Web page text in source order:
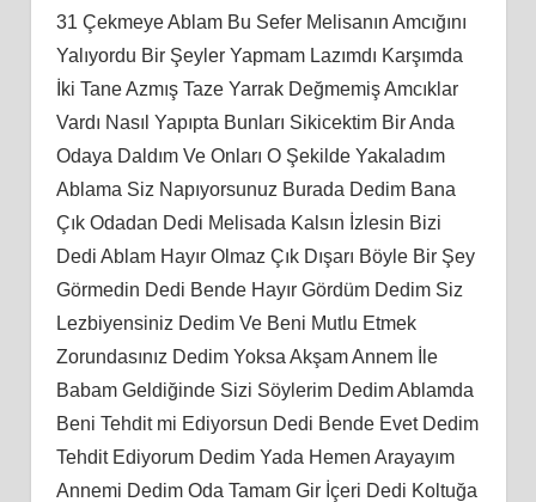
31 Çekmeye Ablam Bu Sefer Melisanın Amcığını
Yalıyordu Bir Şeyler Yapmam Lazımdı Karşımda
İki Tane Azmış Taze Yarrak Değmemiş Amcıklar
Vardı Nasıl Yapıpta Bunları Sikicektim Bir Anda
Odaya Daldım Ve Onları O Şekilde Yakaladım
Ablama Siz Napıyorsunuz Burada Dedim Bana
Çık Odadan Dedi Melisada Kalsın İzlesin Bizi
Dedi Ablam Hayır Olmaz Çık Dışarı Böyle Bir Şey
Görmedin Dedi Bende Hayır Gördüm Dedim Siz
Lezbiyensiniz Dedim Ve Beni Mutlu Etmek
Zorundasınız Dedim Yoksa Akşam Annem İle
Babam Geldiğinde Sizi Söylerim Dedim Ablamda
Beni Tehdit mi Ediyorsun Dedi Bende Evet Dedim
Tehdit Ediyorum Dedim Yada Hemen Arayayım
Annemi Dedim Oda Tamam Gir İçeri Dedi Koltuğa